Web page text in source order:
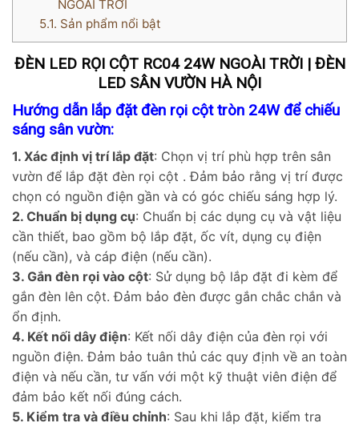
NGOÀI TRỜI
5.1. Sản phẩm nổi bật
ĐÈN LED RỌI CỘT RC04 24W NGOÀI TRỜI | ĐÈN
LED SÂN VƯỜN HÀ NỘI
Hướng dẫn lắp đặt đèn rọi cột tròn 24W để chiếu
sáng sân vườn:
1. Xác định vị trí lắp đặt: Chọn vị trí phù hợp trên sân
vườn để lắp đặt đèn rọi cột . Đảm bảo rằng vị trí được
chọn có nguồn điện gần và có góc chiếu sáng hợp lý.
2. Chuẩn bị dụng cụ: Chuẩn bị các dụng cụ và vật liệu
cần thiết, bao gồm bộ lắp đặt, ốc vít, dụng cụ điện
(nếu cần), và cáp điện (nếu cần).
3. Gắn đèn rọi vào cột: Sử dụng bộ lắp đặt đi kèm để
gắn đèn lên cột. Đảm bảo đèn được gắn chắc chắn và
ổn định.
4. Kết nối dây điện: Kết nối dây điện của đèn rọi với
nguồn điện. Đảm bảo tuân thủ các quy định về an toàn
điện và nếu cần, tư vấn với một kỹ thuật viên điện để
đảm bảo kết nối đúng cách.
5. Kiểm tra và điều chỉnh: Sau khi lắp đặt, kiểm tra